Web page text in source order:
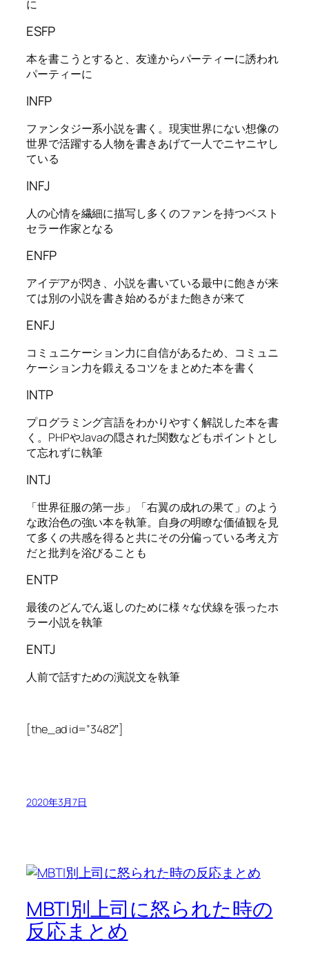
に
ESFP
本を書こうとすると、友達からパーティーに誘われ
パーティーに
INFP
ファンタジー系小説を書く。現実世界にない想像の
世界で活躍する人物を書きあげて一人でニヤニヤし
ている
INFJ
人の心情を繊細に描写し多くのファンを持つベスト
セラー作家となる
ENFP
アイデアが閃き、小説を書いている最中に飽きが来
ては別の小説を書き始めるがまた飽きが来て
ENFJ
コミュニケーション力に自信があるため、コミュニ
ケーション力を鍛えるコツをまとめた本を書く
INTP
プログラミング言語をわかりやすく解説した本を書
く。PHPやJavaの隠された関数などもポイントとし
て忘れずに執筆
INTJ
「世界征服の第一歩」「右翼の成れの果て」のよう
な政治色の強い本を執筆。自身の明瞭な価値観を見
て多くの共感を得ると共にその分偏っている考え方
だと批判を浴びることも
ENTP
最後のどんでん返しのために様々な伏線を張ったホ
ラー小説を執筆
ENTJ
人前で話すための演説文を執筆
[the_ad id=”3482″]
2020年3月7日
MBTI別上司に怒られた時の
反応まとめ